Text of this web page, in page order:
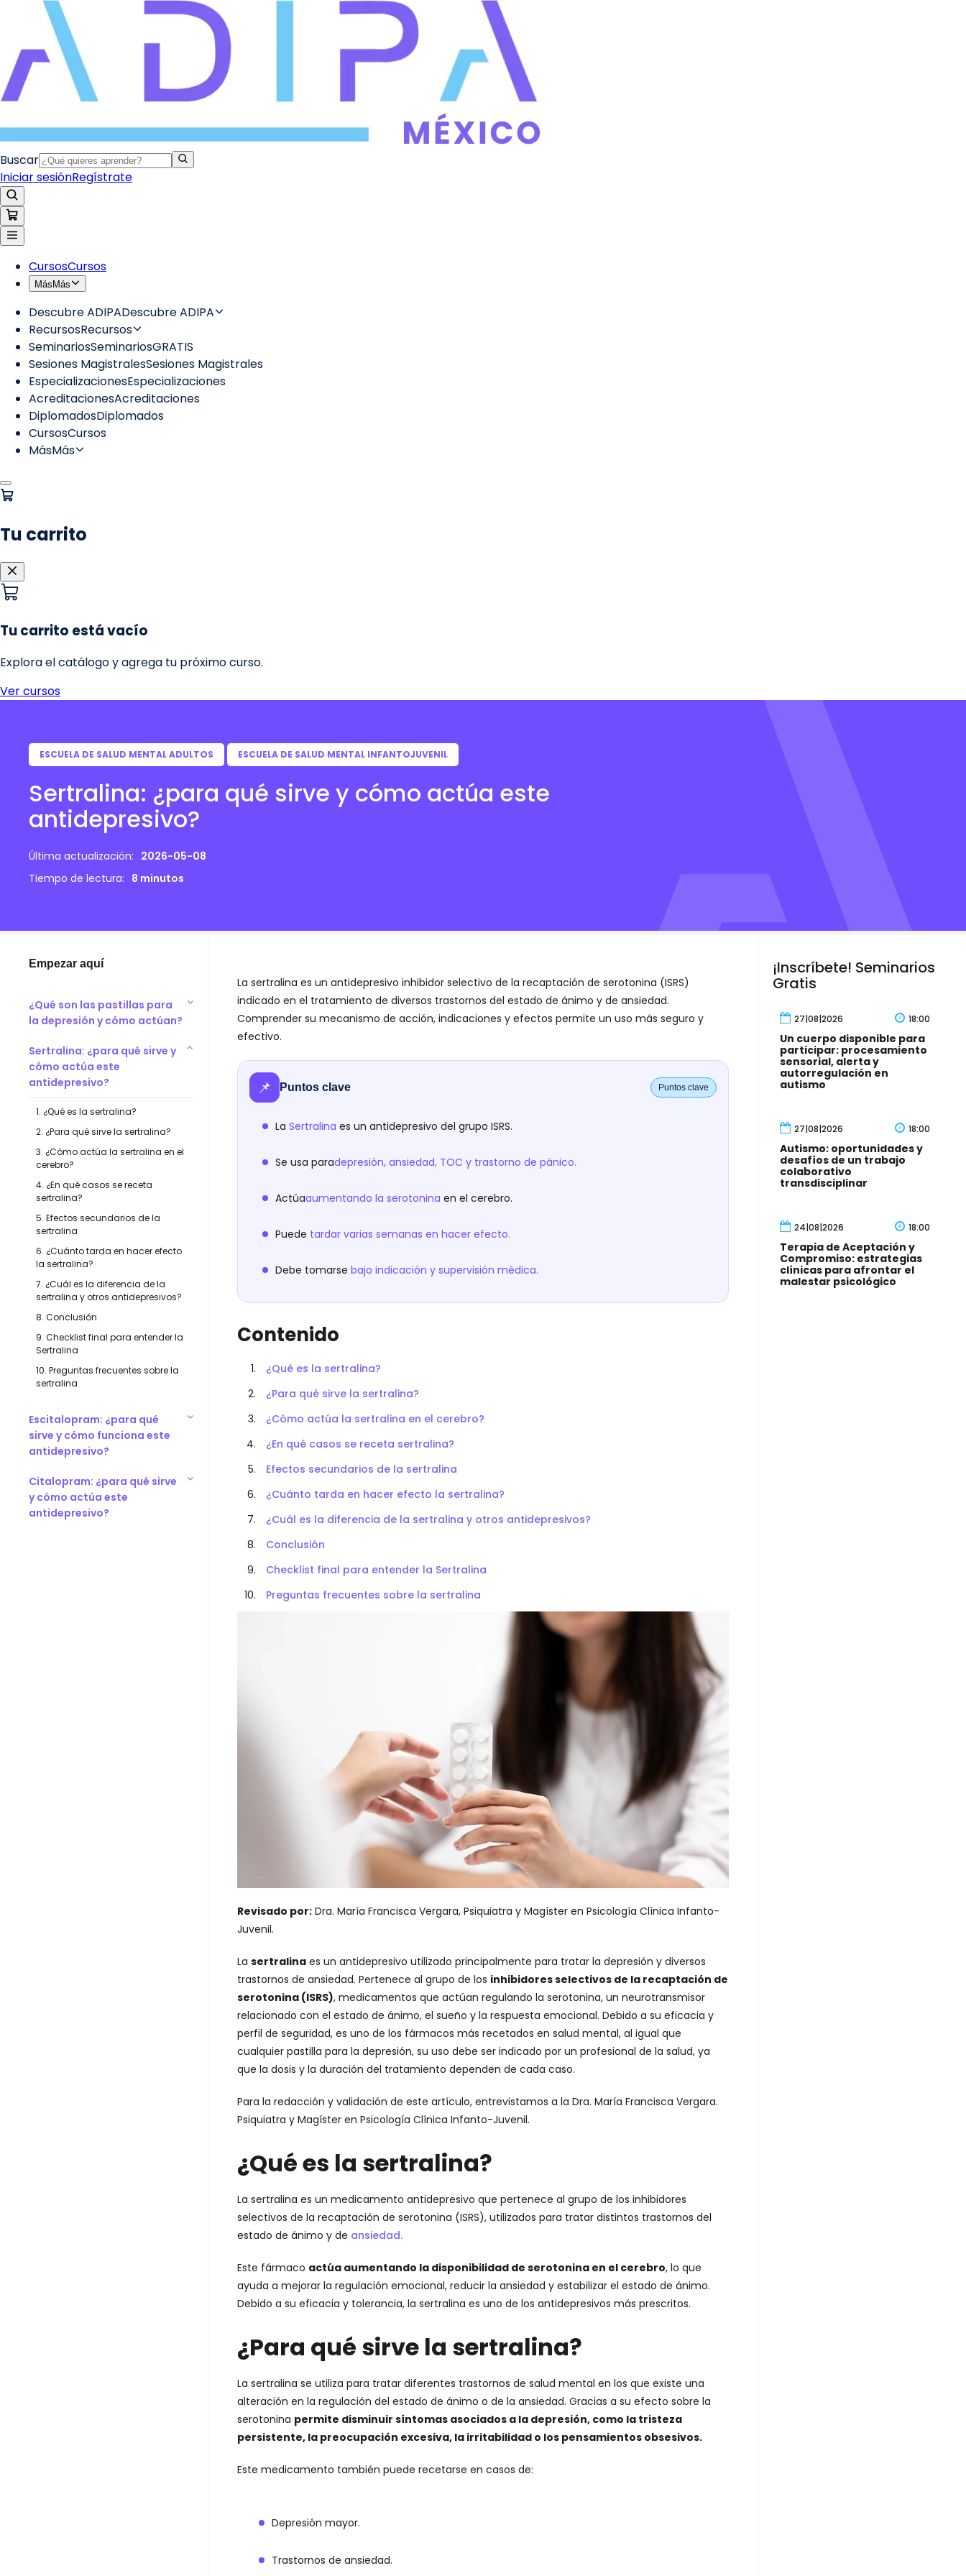
ESCUELA DE SALUD MENTAL ADULTOS ESCUELA DE SALUD MENTAL INFANTOJUVENIL
Sertralina: ¿para qué sirve y cómo actúa este
antidepresivo?
Última actualización: 2026-05-08
Tiempo de lectura: 8 minutos
Empezar aquí
¿Qué son las pastillas para
la depresión y cómo actúan?
Sertralina: ¿para qué sirve y
cómo actúa este
antidepresivo?
1. ¿Qué es la sertralina?
2. ¿Para qué sirve la sertralina?
3. ¿Cómo actúa la sertralina en el
cerebro?
4. ¿En qué casos se receta
sertralina?
5. Efectos secundarios de la
sertralina
6. ¿Cuánto tarda en hacer efecto
la sertralina?
7. ¿Cuál es la diferencia de la
sertralina y otros antidepresivos?
8. Conclusión
9. Checklist final para entender la
Sertralina
10. Preguntas frecuentes sobre la
sertralina
Escitalopram: ¿para qué
sirve y cómo funciona este
antidepresivo?
Citalopram: ¿para qué sirve
y cómo actúa este
antidepresivo?
¡Inscríbete! Seminarios
Gratis
27|08|2026 18:00
Un cuerpo disponible para
participar: procesamiento
sensorial, alerta y
autorregulación en
autismo
27|08|2026 18:00
Autismo: oportunidades y
desafíos de un trabajo
colaborativo
transdisciplinar
24|08|2026 18:00
Terapia de Aceptación y
Compromiso: estrategias
clínicas para afrontar el
malestar psicológico
La sertralina es un antidepresivo inhibidor selectivo de la recaptación de serotonina (ISRS)
indicado en el tratamiento de diversos trastornos del estado de ánimo y de ansiedad.
Comprender su mecanismo de acción, indicaciones y efectos permite un uso más seguro y
efectivo.
📌 Puntos clave Puntos clave
La Sertralina es un antidepresivo del grupo ISRS.
Se usa paradepresión, ansiedad, TOC y trastorno de pánico.
Actúaaumentando la serotonina en el cerebro.
Puede tardar varias semanas en hacer efecto.
Debe tomarse bajo indicación y supervisión médica.
Contenido
¿Qué es la sertralina?
¿Para qué sirve la sertralina?
¿Cómo actúa la sertralina en el cerebro?
¿En qué casos se receta sertralina?
Efectos secundarios de la sertralina
¿Cuánto tarda en hacer efecto la sertralina?
¿Cuál es la diferencia de la sertralina y otros antidepresivos?
Conclusión
Checklist final para entender la Sertralina
Preguntas frecuentes sobre la sertralina
Revisado por: Dra. María Francisca Vergara, Psiquiatra y Magíster en Psicología Clínica Infanto-
Juvenil.
La sertralina es un antidepresivo utilizado principalmente para tratar la depresión y diversos
trastornos de ansiedad. Pertenece al grupo de los inhibidores selectivos de la recaptación de
serotonina (ISRS), medicamentos que actúan regulando la serotonina, un neurotransmisor
relacionado con el estado de ánimo, el sueño y la respuesta emocional. Debido a su eficacia y
perfil de seguridad, es uno de los fármacos más recetados en salud mental, al igual que
cualquier pastilla para la depresión, su uso debe ser indicado por un profesional de la salud, ya
que la dosis y la duración del tratamiento dependen de cada caso.
Para la redacción y validación de este artículo, entrevistamos a la Dra. María Francisca Vergara.
Psiquiatra y Magíster en Psicología Clínica Infanto-Juvenil.
¿Qué es la sertralina?
La sertralina es un medicamento antidepresivo que pertenece al grupo de los inhibidores
selectivos de la recaptación de serotonina (ISRS), utilizados para tratar distintos trastornos del
estado de ánimo y de ansiedad.
Este fármaco actúa aumentando la disponibilidad de serotonina en el cerebro, lo que
ayuda a mejorar la regulación emocional, reducir la ansiedad y estabilizar el estado de ánimo.
Debido a su eficacia y tolerancia, la sertralina es uno de los antidepresivos más prescritos.
¿Para qué sirve la sertralina?
La sertralina se utiliza para tratar diferentes trastornos de salud mental en los que existe una
alteración en la regulación del estado de ánimo o de la ansiedad. Gracias a su efecto sobre la
serotonina permite disminuir síntomas asociados a la depresión, como la tristeza
persistente, la preocupación excesiva, la irritabilidad o los pensamientos obsesivos.
Este medicamento también puede recetarse en casos de:
Depresión mayor.
Trastornos de ansiedad.